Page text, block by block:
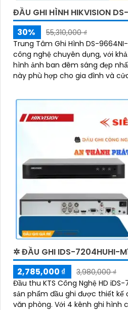
ĐẦU GHI HÌNH HIKVISION
30%
55,310,000 ₫
Trung Tâm Ghi Hình DS-
công nghệ chuyên dụng, với
hình ảnh ban đêm sáng đẹp nhất. Với 8 ổ cứng, Đầu
này phù hợp cho gia đình và
✲ ĐẦU GHI IDS-7204HUHI-
2,785,000 ₫
3,980,000 ₫
Đầu thu KTS Công Nghệ HD iDS-
sản phẩm đầu ghi được thiết kế
văn phòng. Với 4 kênh